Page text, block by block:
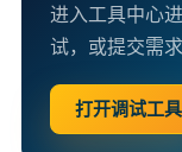
进入工具中心
试，或提交需
打开调试工具